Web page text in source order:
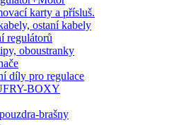
karty a přísluš.
ostaní kabely
regulátorů
oboustranky
díly pro regulace
BOXY
brašny